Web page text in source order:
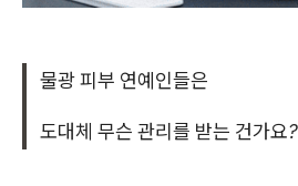
물광 피부 연예인들은
도대체 무슨 관리를 받는 건가요?